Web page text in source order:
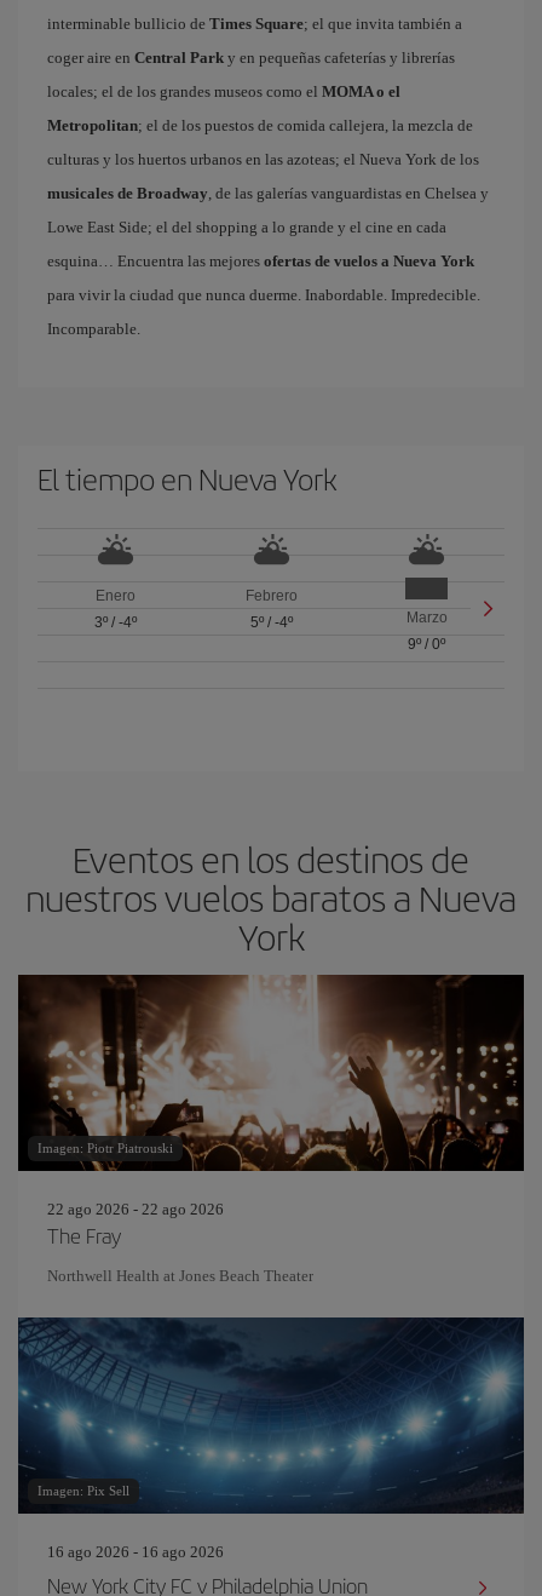
interminable bullicio de Times Square; el que invita también a
coger aire en Central Park y en pequeñas cafeterías y librerías
locales; el de los grandes museos como el MOMA o el
Metropolitan; el de los puestos de comida callejera, la mezcla de
culturas y los huertos urbanos en las azoteas; el Nueva York de los
musicales de Broadway, de las galerías vanguardistas en Chelsea y
Lowe East Side; el del shopping a lo grande y el cine en cada
esquina… Encuentra las mejores ofertas de vuelos a Nueva York
para vivir la ciudad que nunca duerme. Inabordable. Impredecible.
Incomparable.
El tiempo en Nueva York
Enero
3º/ -4º
Febrero
5º/ -4º
Marzo
9º /0º
Eventos en los destinos de
nuestros vuelos baratos a Nueva
York
Imagen: Piotr Piatrouski
22 ago 2026 - 22 ago 2026
The Fray
Northwell Health at Jones Beach Theater
Imagen: Pix Sell
16 ago 2026 - 16 ago 2026
New York City FC v Philadelphia Union